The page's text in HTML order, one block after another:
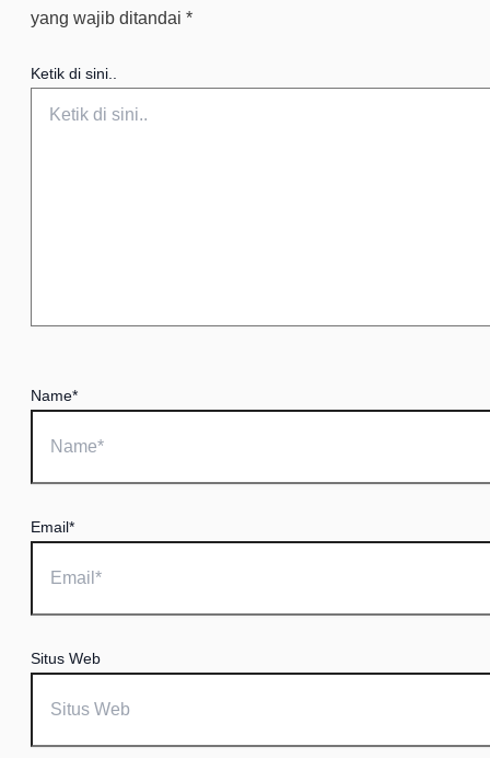
yang wajib ditandai *
Ketik di sini..
Name*
Email*
Situs Web